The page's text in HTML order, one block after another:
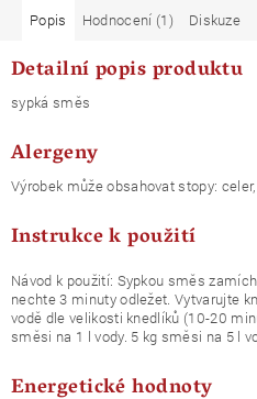
Popis Hodnocení (1) Diskuze
Detailní popis produktu
sypká směs
Alergeny
Výrobek může obsahovat stopy:
Instrukce k použití
Návod k použití: Sypkou směs
nechte 3 minuty odležet. Vytvarujte
vodě dle velikosti knedlíků (10-20
směsi na 1 l vody. 5 kg směsi na 5 l
Energetické hodnoty